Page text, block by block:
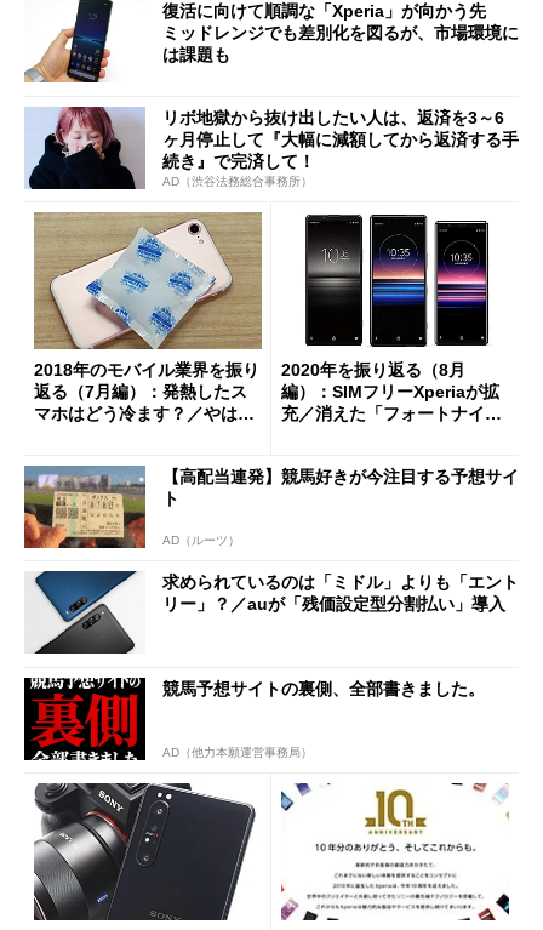
復活に向けて順調な「Xperia」が向かう先
ミッドレンジでも差別化を図るが、市場環境に
は課題も
リボ地獄から抜け出したい人は、返済を3～6
ヶ月停止して『大幅に減額してから返済する手
続き』で完済して！
AD（渋谷法務総合事務所）
2018年のモバイル業界を振り
返る（7月編）：発熱したス
マホはどう冷ます？／やはり
2020年を振り返る（8月
編）：SIMフリーXperiaが拡
充／消えた「フォートナイ
【高配当連発】競馬好きが今注目する予想サイ
ト
AD（ルーツ）
求められているのは「ミドル」よりも「エント
リー」？／auが「残価設定型分割払い」導入
競馬予想サイトの裏側、全部書きました。
AD（他力本願運営事務局）